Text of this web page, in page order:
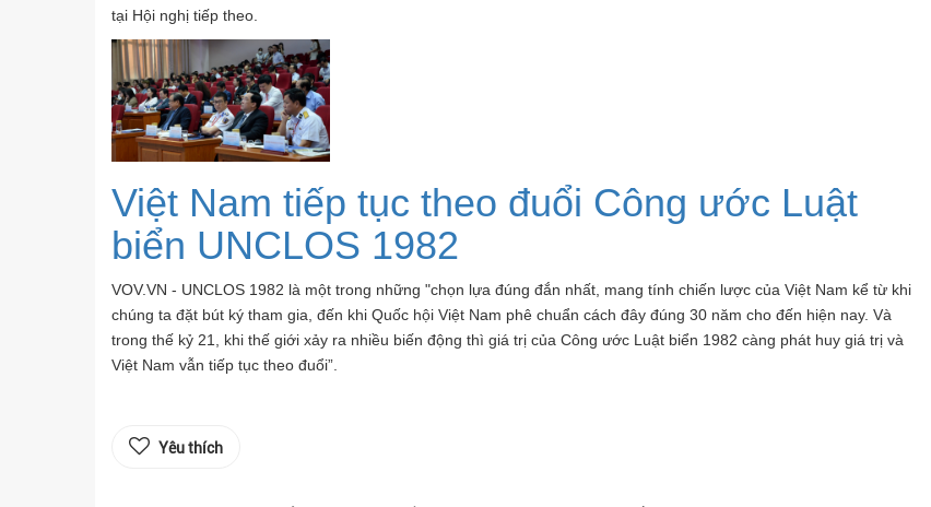
tại Hội nghị tiếp theo.
Việt Nam tiếp tục theo đuổi Công ước Luật
biển UNCLOS 1982
VOV.VN - UNCLOS 1982 là một trong những "chọn lựa đúng đắn nhất, mang tính chiến lược của Việt Nam kể từ khi
chúng ta đặt bút ký tham gia, đến khi Quốc hội Việt Nam phê chuẩn cách đây đúng 30 năm cho đến hiện nay. Và
trong thế kỷ 21, khi thế giới xảy ra nhiều biến động thì giá trị của Công ước Luật biển 1982 càng phát huy giá trị và
Việt Nam vẫn tiếp tục theo đuổi”.
Yêu thích